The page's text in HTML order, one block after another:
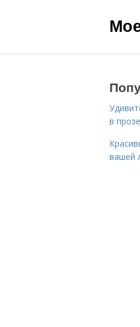
в
вашей